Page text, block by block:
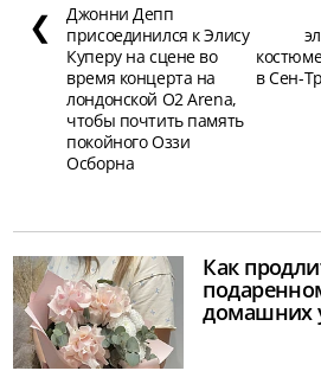
❮
Джонни Депп
присоединился к Элису
Куперу на сцене во
время концерта на
лондонской O2 Arena,
чтобы почтить память
покойного Оззи
Осборна
в Сен-
Как
домашних